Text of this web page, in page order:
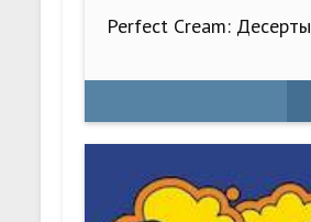
Perfect Cream: Десерты